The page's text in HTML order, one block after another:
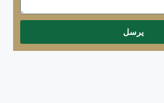
يرسل